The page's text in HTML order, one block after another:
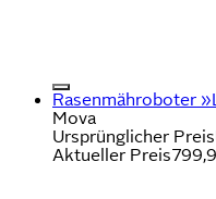
Rasenmähroboter
Mova
Ursprünglicher Preis
Aktueller Preis